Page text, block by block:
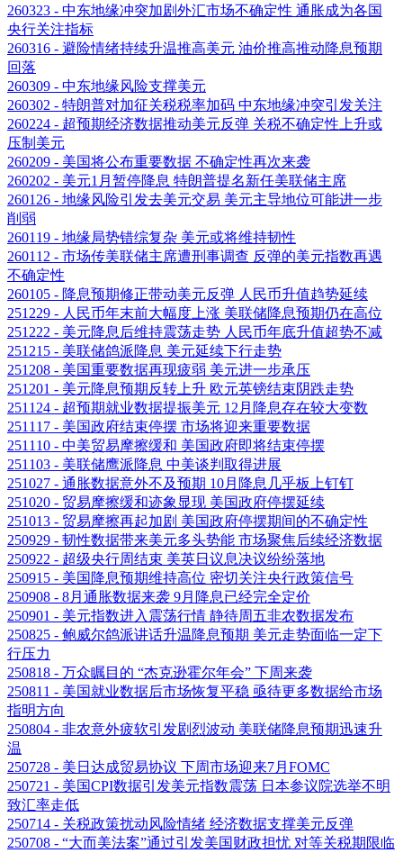
260323 - 中东地缘冲突加剧外汇市场不确定性 通胀成为各国
央行关注指标
260316 - 避险情绪持续升温推高美元 油价推高推动降息预期
回落
260309 - 中东地缘风险支撑美元
260302 - 特朗普对加征关税税率加码 中东地缘冲突引发关注
260224 - 超预期经济数据推动美元反弹 关税不确定性上升或
压制美元
260209 - 美国将公布重要数据 不确定性再次来袭
260202 - 美元1月暂停降息 特朗普提名新任美联储主席
260126 - 地缘风险引发去美元交易 美元主导地位可能进一步
削弱
260119 - 地缘局势错综复杂 美元或将维持韧性
260112 - 市场传美联储主席遭刑事调查 反弹的美元指数再遇
不确定性
260105 - 降息预期修正带动美元反弹 人民币升值趋势延续
251229 - 人民币年末前大幅度上涨 美联储降息预期仍在高位
251222 - 美元降息后维持震荡走势 人民币年底升值超势不减
251215 - 美联储鸽派降息 美元延续下行走势
251208 - 美国重要数据再现疲弱 美元进一步承压
251201 - 美元降息预期反转上升 欧元英镑结束阴跌走势
251124 - 超预期就业数据提振美元 12月降息存在较大变数
251117 - 美国政府结束停摆 市场将迎来重要数据
251110 - 中美贸易摩擦缓和 美国政府即将结束停摆
251103 - 美联储鹰派降息 中美谈判取得进展
251027 - 通胀数据意外不及预期 10月降息几乎板上钉钉
251020 - 贸易摩擦缓和迹象显现 美国政府停摆延续
251013 - 贸易摩擦再起加剧 美国政府停摆期间的不确定性
250929 - 韧性数据带来美元多头势能 市场聚焦后续经济数据
250922 - 超级央行周结束 美英日议息决议纷纷落地
250915 - 美国降息预期维持高位 密切关注央行政策信号
250908 - 8月通胀数据来袭 9月降息已经完全定价
250901 - 美元指数进入震荡行情 静待周五非农数据发布
250825 - 鲍威尔鸽派讲话升温降息预期 美元走势面临一定下
行压力
250818 - 万众瞩目的 “杰克逊霍尔年会” 下周来袭
250811 - 美国就业数据后市场恢复平稳 亟待更多数据给市场
指明方向
250804 - 非农意外疲软引发剧烈波动 美联储降息预期迅速升
温
250728 - 美日达成贸易协议 下周市场迎来7月FOMC
250721 - 美国CPI数据引发美元指数震荡 日本参议院选举不明
致汇率走低
250714 - 关税政策扰动风险情绪 经济数据支撑美元反弹
250708 - “大而美法案”通过引发美国财政担忧 对等关税期限临